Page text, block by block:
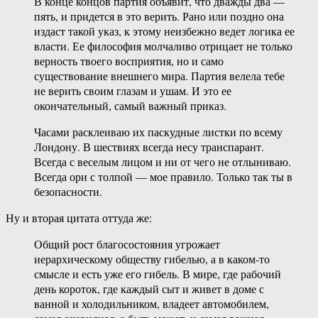
пять, и придется в это верить. Рано или поздно она
издаст такой указ, к этому неизбежно ведет логика ее
власти. Ее философия молчаливо отрицает не только
верность твоего восприятия, но и само
существование внешнего мира. Партия велела тебе
не верить своим глазам и ушам. И это ее
окончательный, самый важный приказ.
Часами расклеиваю их паскудные листки по всему
Лондону. В шествиях всегда несу транспарант.
Всегда с веселым лицом и ни от чего не отлыниваю.
Всегда ори с толпой — мое правило. Только так ты в
безопасности.
Ну и вторая цитата оттуда же:
Общий рост благосостояния угрожает
иерархическому обществу гибелью, а в каком-то
смысле и есть уже его гибель. В мире, где рабочий
день короток, где каждый сыт и живет в доме с
ванной и холодильником, владеет автомобилем,